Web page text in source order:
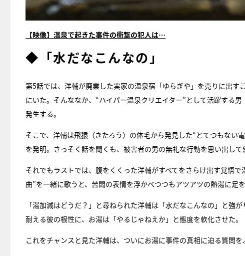
【映像】温泉で起きた事件の衝撃の犯人は…
◆「水だなこんなの」
第5話では、洋輔が廃業した実家の温泉宿「ゆらぎや」を売りに出
にいた。そんななか、“ハイパー温泉クリエイター”として活躍する
発生する。
そこで、洋輔は飛猿（きたろう）の体毛から発見した“とてつもない
を発明。さっそく話を聞くも、被害者の男の無礼な行動を思い出し
それでもラストでは、腹をくくった洋輔がすべてをさらけ出す覚悟
曲”を一緒に歌うと、苦悶の表情を浮かべつつもアツアツの熱湯に足を
「湯加減はどうだ？」と尋ねられた洋輔は「水だなこんなの」と強
耐える彼の根性に、お湯は「やるじゃねえか」と態度を軟化させた。
これをチャンスと見た洋輔は、ついにお湯に事件の真相に迫る質問